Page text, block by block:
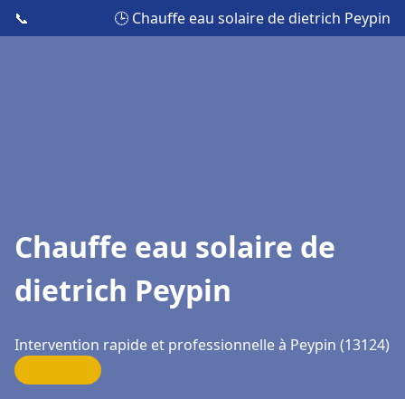
📞 🕒 Chauffe eau solaire de dietrich Peypin
Chauffe eau solaire de
dietrich Peypin
Intervention rapide et professionnelle à Peypin (13124)